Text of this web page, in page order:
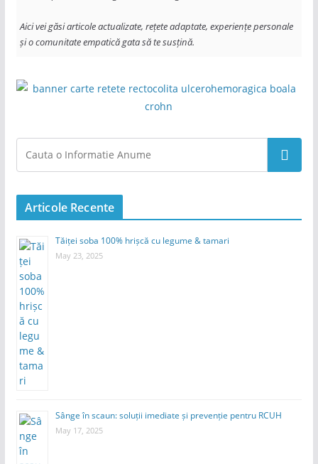
Aici vei găsi articole actualizate, rețete adaptate, experiențe personale
și o comunitate empatică gata să te susțină.
Search
Articole Recente
Tăiței soba 100% hrișcă cu legume & tamari
May 23, 2025
Sânge în scaun: soluții imediate și prevenție pentru RCUH
May 17, 2025